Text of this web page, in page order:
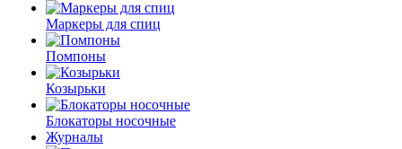
Маркеры для спиц
Помпоны
Козырьки
Блокаторы носочные
Журналы